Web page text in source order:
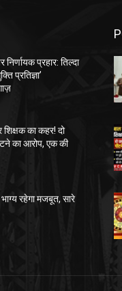
प्रहार: तिल्दा
प्रतिज्ञा’
शिक्षक का कहर! दो
का आरोप, एक की
रहेगा मजबूत, सारे